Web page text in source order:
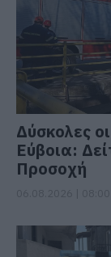
Δύσκολες
Εύβοια:
Προσοχή